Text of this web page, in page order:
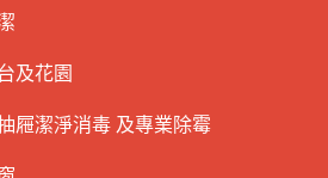
及花園
屜潔淨消毒 及專業除霉